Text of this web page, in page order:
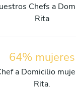
Chefs a
Rita
64% mujeres
a Domicilio
Rita.